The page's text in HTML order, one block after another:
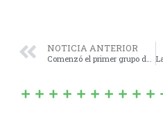
NOTICIA ANTERIOR
Comenzó el primer grupo del taller gratuito de introducción a la informática.